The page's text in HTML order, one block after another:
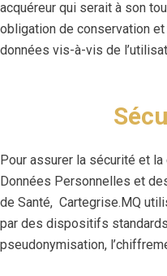
acquéreur qui serait à son
obligation de conservation
données vis-à-vis de
Pour assurer la sécurité et
Données Personnelles et
de Santé, Cartegrise.MQ
par des dispositifs
pseudonymisation,